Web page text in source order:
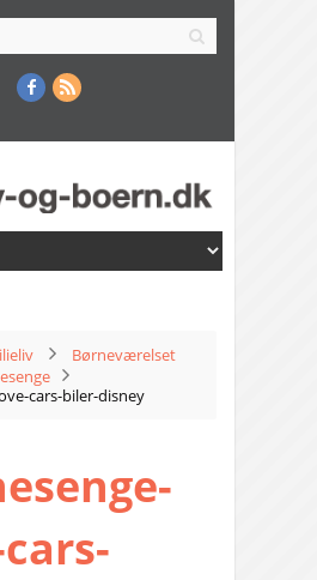
Børneværelset
cars-biler-disney